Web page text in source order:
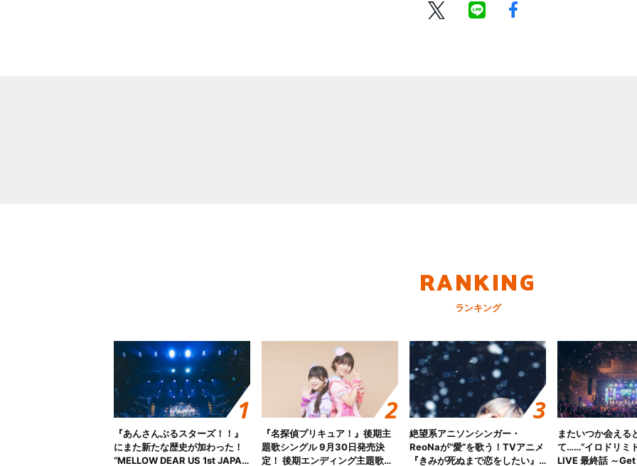
RANKING
ランキング
『あんさんぶるスターズ！！』
にまた新たな歴史が加わった！
“MELLOW DEAR US 1st JAPAN
『名探偵プリキュア！』後期主
題歌シングル 9月30日発売決
定！ 後期エンディング主題歌
絶望系アニソンシンガー・
ReoNaが“愛”を歌う！TVアニメ
『きみが死ぬまで恋をしたい』
またいつか会える
て……“イロドリミ
LIVE 最終話 ～